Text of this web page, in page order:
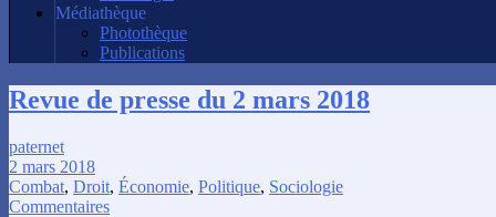
Médiathèque
Photothèque
Publications
Revue de presse du 2 mars 2018
paternet
2 mars 2018
Combat, Droit, Économie, Politique, Sociologie
Commentaires